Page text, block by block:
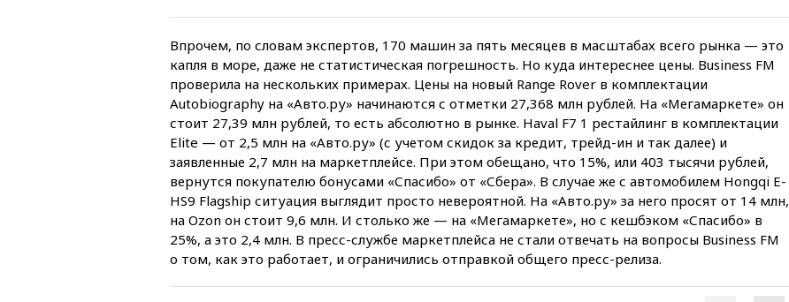
к мораторию на удары по
торговым судам в Черном
море
вчера, 21:43 Экс-
председатель Верховного
суда Венгрии согласился стать
президентом республики
вчера, 20:58
Финляндия
введет экзамен для
претендентов на получение
гражданства
вчера, 20:12 Минобороны
Болгарии: упавший в стране
Впрочем, по словам экспертов, 170 машин за пять месяцев в масштабах всего рынка — это
капля в море, даже не статистическая погрешность. Но куда интереснее цены. Business FM
проверила на нескольких примерах. Цены на новый Range Rover в комплектации
Autobiography на «Авто.ру» начинаются с отметки 27,368 млн рублей. На «Мегамаркете» он
стоит 27,39 млн рублей, то есть абсолютно в рынке. Haval F7 1 рестайлинг в комплектации
Elite — от 2,5 млн на «Авто.ру» (с учетом скидок за кредит, трейд-ин и так далее) и
заявленные 2,7 млн на маркетплейсе. При этом обещано, что 15%, или 403 тысячи рублей,
вернутся покупателю бонусами «Спасибо» от «Сбера». В случае же с автомобилем Hongqi E-
HS9 Flagship ситуация выглядит просто невероятной. На «Авто.ру» за него просят от 14 млн,
на Ozon он стоит 9,6 млн. И столько же — на «Мегамаркете», но с кешбэком «Спасибо» в
25%, а это 2,4 млн. В пресс-службе маркетплейса не стали отвечать на вопросы Business FM
о том, как это работает, и ограничились отправкой общего пресс-релиза.